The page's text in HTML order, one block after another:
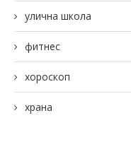
улична школа
фитнес
хороскоп
храна